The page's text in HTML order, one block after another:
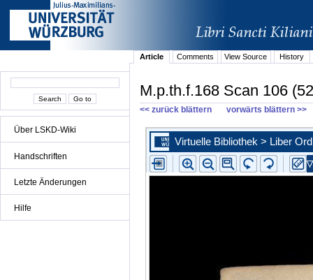
Über LSKD-Wiki
Handschriften
Letzte Änderungen
Hilfe
Article Comments View Source History
M.p.th.f.168 Scan 106
<< zurück blättern vorwärts blättern >>